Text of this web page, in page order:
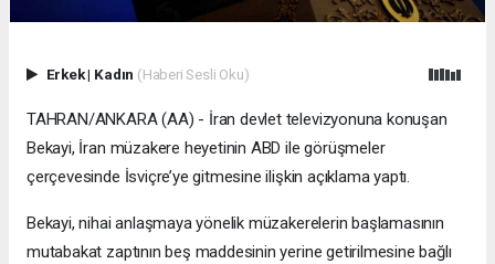
Erkek| Kadın (Haberi Sesli Oku)
TAHRAN/ANKARA (AA) - İran devlet televizyonuna konuşan
Bekayi, İran müzakere heyetinin ABD ile görüşmeler
çerçevesinde İsviçre’ye gitmesine ilişkin açıklama yaptı.
Bekayi, nihai anlaşmaya yönelik müzakerelerin başlamasının
mutabakat zaptının beş maddesinin yerine getirilmesine bağlı